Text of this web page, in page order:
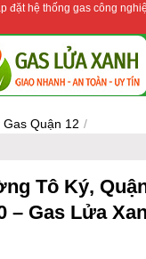
đặt hệ thống gas công
Quận 12 /
Tô Ký,
– Gas Lửa